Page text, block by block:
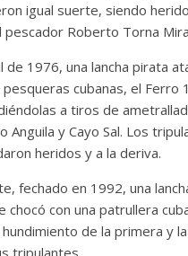
igual suerte, siendo herido
Roberto Torna
de 1976, una lancha pirata
cubanas, el Ferro
a tiros de
Anguila y Cayo Sal. Los
heridos y a la deriva.
fechado en 1992, una
chocó con una patrullera
de la primera y